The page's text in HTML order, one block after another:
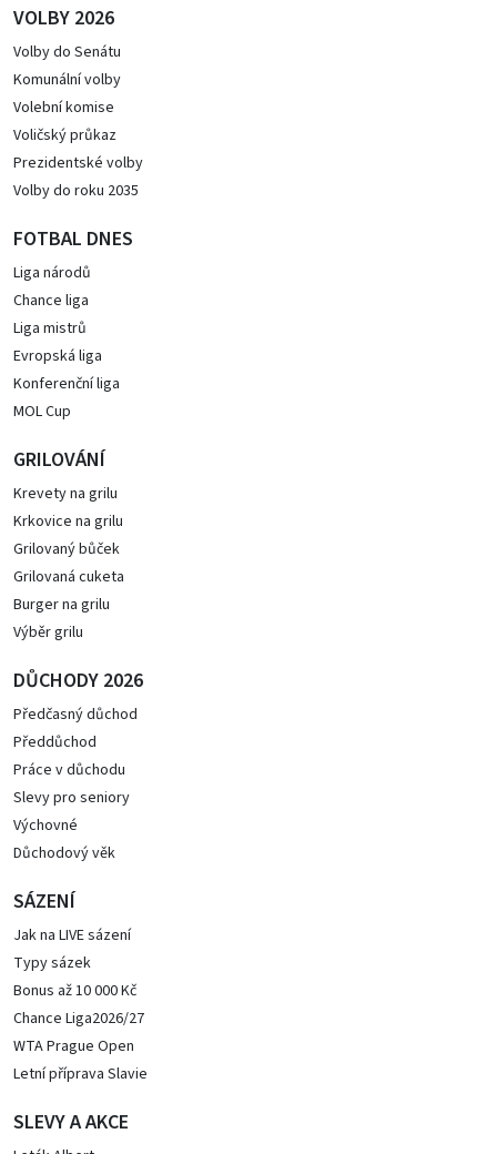
VOLBY 2026
Volby do Senátu
Komunální volby
Volební komise
Voličský průkaz
Prezidentské volby
Volby do roku 2035
FOTBAL DNES
Liga národů
Chance liga
Liga mistrů
Evropská liga
Konferenční liga
MOL Cup
GRILOVÁNÍ
Krevety na grilu
Krkovice na grilu
Grilovaný bůček
Grilovaná cuketa
Burger na grilu
Výběr grilu
DŮCHODY 2026
Předčasný důchod
Předdůchod
Práce v důchodu
Slevy pro seniory
Výchovné
Důchodový věk
SÁZENÍ
Jak na LIVE sázení
Typy sázek
Bonus až 10 000 Kč
Chance Liga2026/27
WTA Prague Open
Letní příprava Slavie
SLEVY A AKCE